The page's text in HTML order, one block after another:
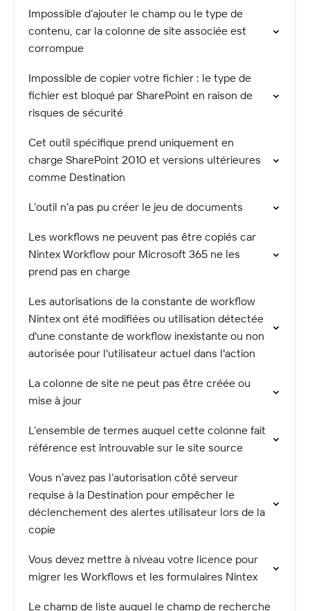
Impossible d’ajouter le champ ou le type de
contenu, car la colonne de site associée est
corrompue
Impossible de copier votre fichier : le type de
fichier est bloqué par SharePoint en raison de
risques de sécurité
Cet outil spécifique prend uniquement en
charge SharePoint 2010 et versions ultérieures
comme Destination
L’outil n’a pas pu créer le jeu de documents
Les workflows ne peuvent pas être copiés car
Nintex Workflow pour Microsoft 365 ne les
prend pas en charge
Les autorisations de la constante de workflow
Nintex ont été modifiées ou utilisation détectée
d'une constante de workflow inexistante ou non
autorisée pour l'utilisateur actuel dans l'action
La colonne de site ne peut pas être créée ou
mise à jour
L’ensemble de termes auquel cette colonne fait
référence est introuvable sur le site source
Vous n’avez pas l’autorisation côté serveur
requise à la Destination pour empêcher le
déclenchement des alertes utilisateur lors de la
copie
Vous devez mettre à niveau votre licence pour
migrer les Workflows et les formulaires Nintex
Le champ de liste auquel le champ de recherche